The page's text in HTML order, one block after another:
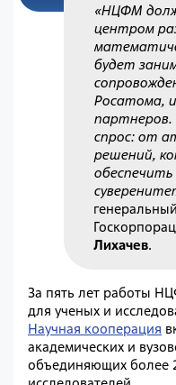
«НЦФМ
центром
будет
Росатома,
партнеров.
спрос: от
решений,
обеспечить
Лихачев.
За пять лет работы
для ученых и
Научная кооперация
академических и
объединяющих более